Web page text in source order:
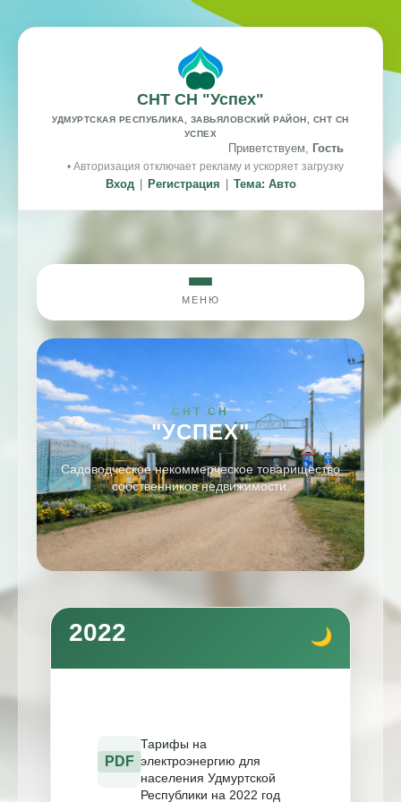
СНТ СН "Успех"
УДМУРТСКАЯ РЕСПУБЛИКА, ЗАВЬЯЛОВСКИЙ РАЙОН, СНТ СН
УСПЕХ
Приветствуем, Гость
• Авторизация отключает рекламу и ускоряет загрузку
Вход Регистрация Тема: Авто
МЕНЮ
СНТ СН
"УСПЕХ"
Садоводческое некоммерческое товарищество
собственников недвижимости.
2022
PDF
Тарифы на
электроэнергию для
населения Удмуртской
Республики на 2022 год